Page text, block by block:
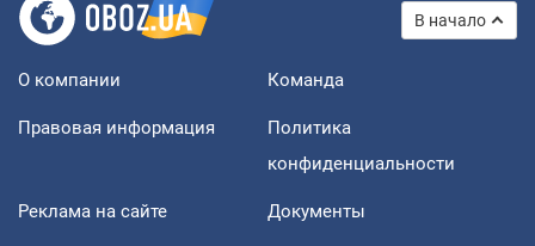
В начало
О компании Команда
Правовая информация
Политика
конфиденциальности
Реклама на сайте Документы